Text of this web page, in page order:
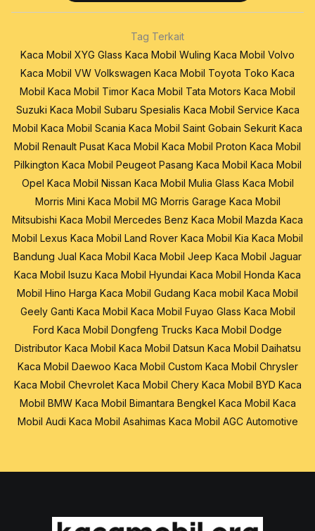
Tag Terkait
Kaca Mobil XYG Glass Kaca Mobil Wuling Kaca Mobil Volvo
Kaca Mobil VW Volkswagen Kaca Mobil Toyota Toko Kaca
Mobil Kaca Mobil Timor Kaca Mobil Tata Motors Kaca Mobil
Suzuki Kaca Mobil Subaru Spesialis Kaca Mobil Service Kaca
Mobil Kaca Mobil Scania Kaca Mobil Saint Gobain Sekurit Kaca
Mobil Renault Pusat Kaca Mobil Kaca Mobil Proton Kaca Mobil
Pilkington Kaca Mobil Peugeot Pasang Kaca Mobil Kaca Mobil
Opel Kaca Mobil Nissan Kaca Mobil Mulia Glass Kaca Mobil
Morris Mini Kaca Mobil MG Morris Garage Kaca Mobil
Mitsubishi Kaca Mobil Mercedes Benz Kaca Mobil Mazda Kaca
Mobil Lexus Kaca Mobil Land Rover Kaca Mobil Kia Kaca Mobil
Bandung Jual Kaca Mobil Kaca Mobil Jeep Kaca Mobil Jaguar
Kaca Mobil Isuzu Kaca Mobil Hyundai Kaca Mobil Honda Kaca
Mobil Hino Harga Kaca Mobil Gudang Kaca mobil Kaca Mobil
Geely Ganti Kaca Mobil Kaca Mobil Fuyao Glass Kaca Mobil
Ford Kaca Mobil Dongfeng Trucks Kaca Mobil Dodge
Distributor Kaca Mobil Kaca Mobil Datsun Kaca Mobil Daihatsu
Kaca Mobil Daewoo Kaca Mobil Custom Kaca Mobil Chrysler
Kaca Mobil Chevrolet Kaca Mobil Chery Kaca Mobil BYD Kaca
Mobil BMW Kaca Mobil Bimantara Bengkel Kaca Mobil Kaca
Mobil Audi Kaca Mobil Asahimas Kaca Mobil AGC Automotive